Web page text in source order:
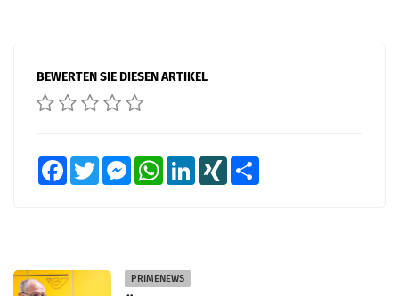
BEWERTEN SIE DIESEN ARTIKEL
FacebookTwitter MessengerWhatsAppLinkedInXING
PRIMENEWS